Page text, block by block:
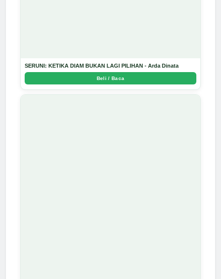
SERUNI: KETIKA DIAM BUKAN LAGI PILIHAN - Arda Dinata
Beli / Baca